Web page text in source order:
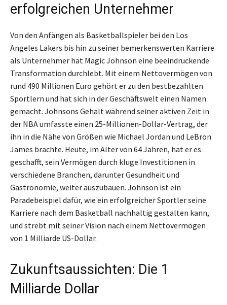
erfolgreichen Unternehmer
Von den Anfängen als Basketballspieler bei den Los
Angeles Lakers bis hin zu seiner bemerkenswerten Karriere
als Unternehmer hat Magic Johnson eine beeindruckende
Transformation durchlebt. Mit einem Nettovermögen von
rund 490 Millionen Euro gehört er zu den bestbezahlten
Sportlern und hat sich in der Geschäftswelt einen Namen
gemacht. Johnsons Gehalt während seiner aktiven Zeit in
der NBA umfasste einen 25-Millionen-Dollar-Vertrag, der
ihn in die Nähe von Größen wie Michael Jordan und LeBron
James brachte. Heute, im Alter von 64 Jahren, hat er es
geschafft, sein Vermögen durch kluge Investitionen in
verschiedene Branchen, darunter Gesundheit und
Gastronomie, weiter auszubauen. Johnson ist ein
Paradebeispiel dafür, wie ein erfolgreicher Sportler seine
Karriere nach dem Basketball nachhaltig gestalten kann,
und strebt mit seiner Vision nach einem Nettovermögen
von 1 Milliarde US-Dollar.
Zukunftsaussichten: Die 1
Milliarde Dollar